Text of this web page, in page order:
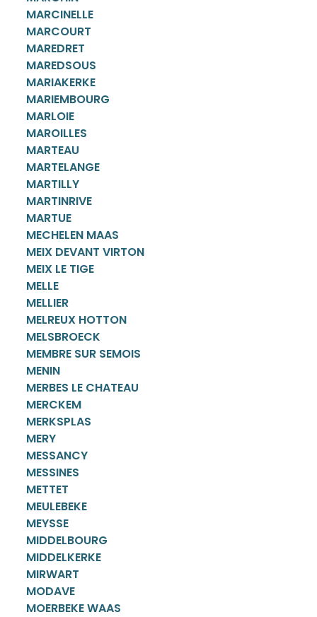
MARCINELLE
MARCOURT
MAREDRET
MAREDSOUS
MARIAKERKE
MARIEMBOURG
MARLOIE
MAROILLES
MARTEAU
MARTELANGE
MARTILLY
MARTINRIVE
MARTUE
MECHELEN MAAS
MEIX DEVANT VIRTON
MEIX LE TIGE
MELLE
MELLIER
MELREUX HOTTON
MELSBROECK
MEMBRE SUR SEMOIS
MENIN
MERBES LE CHATEAU
MERCKEM
MERKSPLAS
MERY
MESSANCY
MESSINES
METTET
MEULEBEKE
MEYSSE
MIDDELBOURG
MIDDELKERKE
MIRWART
MODAVE
MOERBEKE WAAS